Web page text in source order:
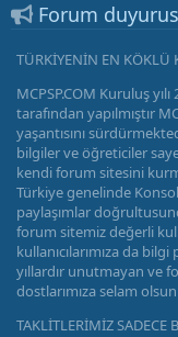
Forum
TÜRKİYENİN EN KÖKLÜ
MCPSP.COM Kuruluş
tarafından yapılmıştır
yaşantısını
bilgiler ve öğreticiler
kendi forum sitesini
Türkiye genelinde
paylaşımlar
forum sitemiz değerli
kullanıcılarımıza da
yıllardır unutmayan ve
dostlarımıza selam
TAKLİTLERİMİZ SADECE